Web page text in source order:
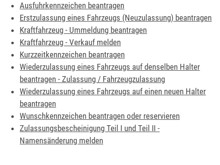
Ausfuhrkennzeichen beantragen
Erstzulassung eines Fahrzeugs (Neuzulassung) beantragen
Kraftfahrzeug - Ummeldung beantragen
Kraftfahrzeug - Verkauf melden
Kurzzeitkennzeichen beantragen
Wiederzulassung eines Fahrzeugs auf denselben Halter
beantragen - Zulassung / Fahrzeugzulassung
Wiederzulassung eines Fahrzeugs auf einen neuen Halter
beantragen
Wunschkennzeichen beantragen oder reservieren
Zulassungsbescheinigung Teil I und Teil II -
Namensänderung melden